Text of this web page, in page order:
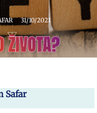
31/10/2021
ŽIVOTA?
Safar